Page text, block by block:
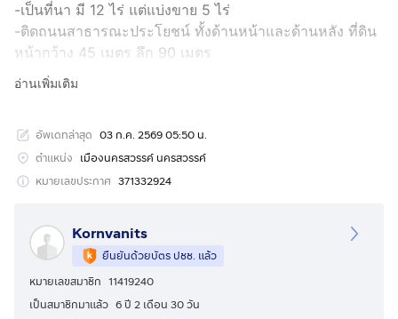
-เป็นที่นา มี 12 ไร่ แต่แบ่งขาย 5 ไร่
-ติดถนนสาธารณะประโยชน์ ทั้งด้านหน้าและด้านหลัง ที่ดิน
หน้ากว้าง 45 เมตร ลึก 90 เมตร
-ที่ดินสวย บรรยากาศดี เงียบสงบ ติดวนอุทยานแห่งชาติเขา
-เหมาะกับลงทุนเก็งกำไรในอนาคต
-การเดินทางสะดวก รถเข้า-ออก ได้หลายทาง
-มีไฟฟ้า น้ำ ใกล้แหล่งท่องเที่ยว ชุมชน วัด และโรงเรียน
-ใกล้ตัวเมืองนครสวรรค์ ห่างจากถนนพหลโยธิน หมายเลข 1
(4 เลนส์)เพียง 8 กิโลเมตร
อ่านเพิ่มเติม
อัพเดทล่าสุด 03 ก.ค. 2569 05:50 น.
ตำแหน่ง เมืองนครสวรรค์ นครสวรรค์
หมายเลขประกาศ 371332924
Kornvanits
ยืนยันด้วยบัตร ปชช. แล้ว
หมายเลขสมาชิก 11419240
เป็นสมาชิกมาแล้ว 6 ปี 2 เดือน 30 วัน